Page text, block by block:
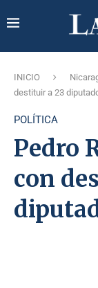
INICIO
destituir a 23
POLÍTICA
Pedro
con